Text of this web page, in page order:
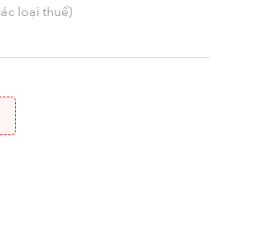
loại thuế)